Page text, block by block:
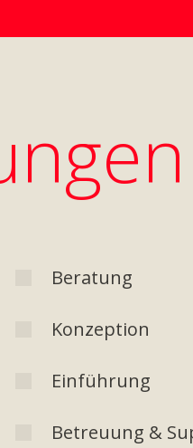
Beratung
Konzeption
Einführung
Betreuung &